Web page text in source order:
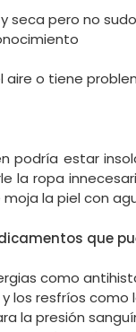
seca pero no
o tiene
podría estar
la ropa
la piel con
que
como
los resfríos como
la presión